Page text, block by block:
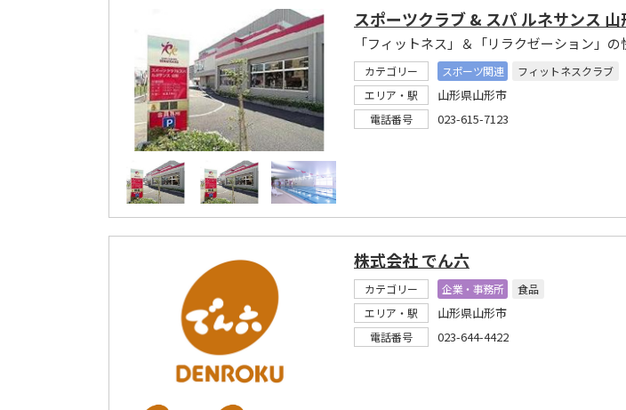
スポーツクラブ & スパ ルネサンス 山
「フィットネス」＆「リラクゼーション」の
カテゴリー スポーツ関連
フィットネスクラブ
エリア・駅
山形県山形市
電話番号 023-615-7123
株式会社 でん六
カテゴリー 企業・事務所
食品
エリア・駅
山形県山形市
電話番号 023-644-4422